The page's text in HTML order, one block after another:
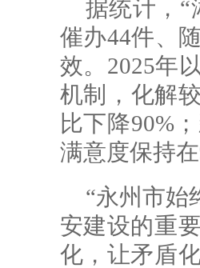
据统计，“
催办44件、
效。2025年
机制，化解
比下降90%
满意度保持在
“永州市始
安建设的重
化，让矛盾